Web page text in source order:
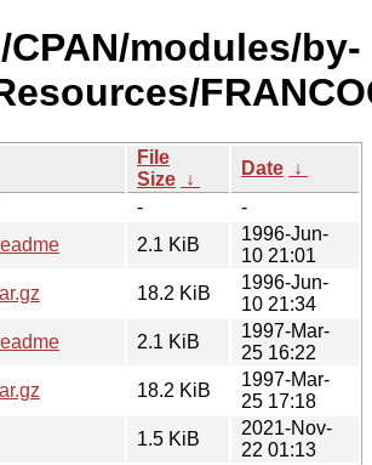
modules/by-
File
Size ↓
Date ↓
-
-
2.1 KiB
1996-Jun-
10 21:01
18.2 KiB
1996-Jun-
10 21:34
2.1 KiB
1997-Mar-
25 16:22
18.2 KiB
1997-Mar-
25 17:18
1.5 KiB
2021-Nov-
22 01:13